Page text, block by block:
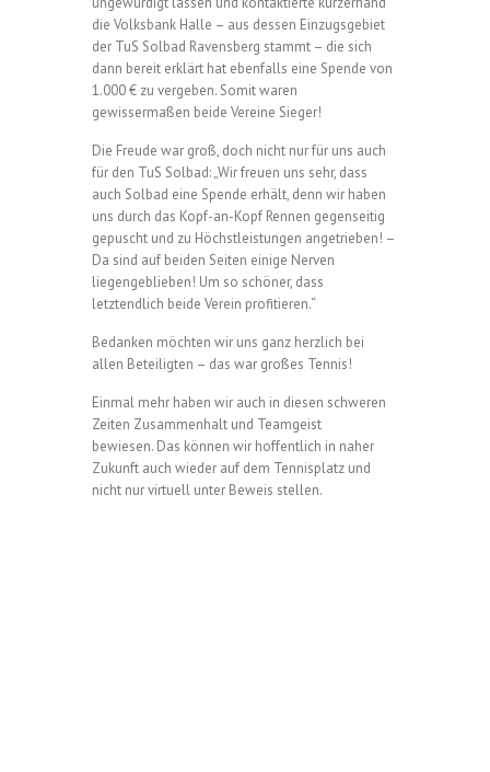
die Volksbank Halle – aus dessen Einzugsgebiet
der TuS Solbad Ravensberg stammt – die sich
dann bereit erklärt hat ebenfalls eine Spende von
1.000 € zu vergeben. Somit waren
gewissermaßen beide Vereine Sieger!
Die Freude war groß, doch nicht nur für uns auch
für den TuS Solbad: „Wir freuen uns sehr, dass
auch Solbad eine Spende erhält, denn wir haben
uns durch das Kopf-an-Kopf Rennen gegenseitig
gepuscht und zu Höchstleistungen angetrieben! –
Da sind auf beiden Seiten einige Nerven
liegengeblieben! Um so schöner, dass
letztendlich beide Verein profitieren.“
Bedanken möchten wir uns ganz herzlich bei
allen Beteiligten – das war großes Tennis!
Einmal mehr haben wir auch in diesen schweren
Zeiten Zusammenhalt und Teamgeist
bewiesen. Das können wir hoffentlich in naher
Zukunft auch wieder auf dem Tennisplatz und
nicht nur virtuell unter Beweis stellen.